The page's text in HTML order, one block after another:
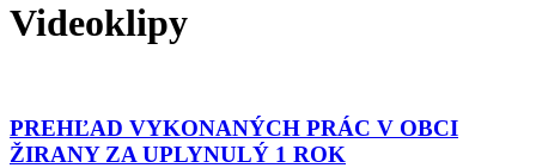
Videoklipy
PREHĽAD VYKONANÝCH PRÁC V OBCI
ŽIRANY ZA UPLYNULÝ 1 ROK